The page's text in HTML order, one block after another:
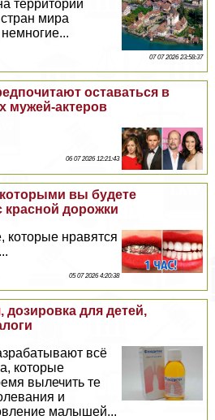
территории
мира
07 07 2026 23:58:37
оставаться в
мужей-актеров
06 07 2026 12:21:43
вы будете
красной дорожки
нравятся
05 07 2026 4:20:38
для детей,
всё
которые
вылечить те
и
малышей...